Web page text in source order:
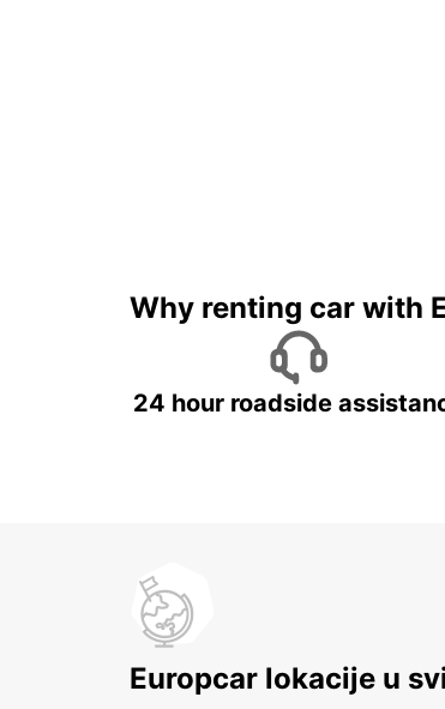
Why renting car with
24 hour roadside
Europcar lokacije u